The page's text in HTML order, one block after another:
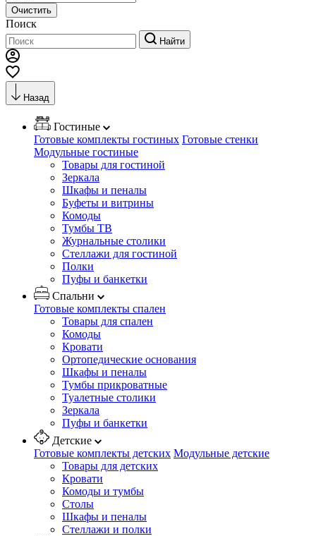
Очистить
Поиск
Найти
Назад
Гостиные
Готовые комплекты гостиных Готовые стенки
Модульные гостиные
Товары для гостиной
Зеркала
Шкафы и пеналы
Буфеты и витрины
Комоды
Тумбы ТВ
Журнальные столики
Стеллажи для гостиной
Полки
Пуфы и банкетки
Спальни
Готовые комплекты спален
Товары для спален
Комоды
Кровати
Ортопедические основания
Шкафы и пеналы
Тумбы прикроватные
Туалетные столики
Зеркала
Пуфы и банкетки
Детские
Готовые комплекты детских Модульные детские
Товары для детских
Кровати
Комоды и тумбы
Столы
Шкафы и пеналы
Стеллажи и полки